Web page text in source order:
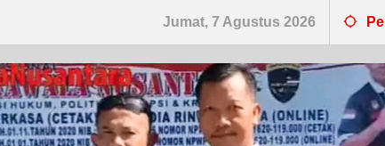
Jumat, 7 Agustus 2026